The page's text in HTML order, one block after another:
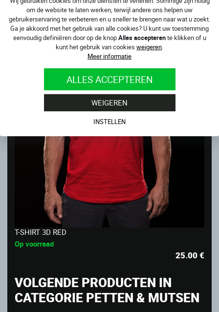
om de website te laten werken, terwijl andere ons helpen uw
gebruikerservaring te verbeteren en u sneller te brengen naar wat u zoekt.
Ga je akkoord met het gebruik van alle cookies? U kunt uw toestemming
eenvoudig definiëren door op de knopAlles accepterente klikken of u
kunt het gebruik van cookies weigeren.
Meer informatie
ALLES ACCEPTEREN
WEIGEREN
INSTELLEN
Op voorraad
199.00€
T-SHIRT 3D RED
Op voorraad
25.00€
VOLGENDE PRODUCTEN IN
CATEGORIE PETTEN & MUTSEN